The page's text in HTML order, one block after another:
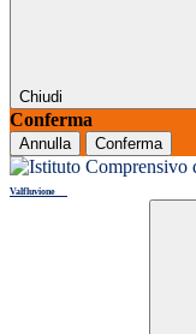
Chiudi
Conferma
Annulla Conferma
Valfluvione